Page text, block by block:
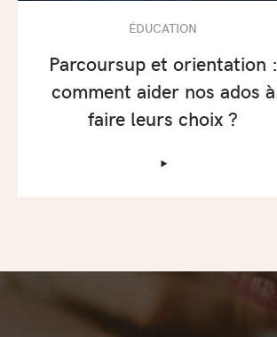
ÉDUCATION
Parcoursup et orientation :
comment aider nos ados à
faire leurs choix ?
‣